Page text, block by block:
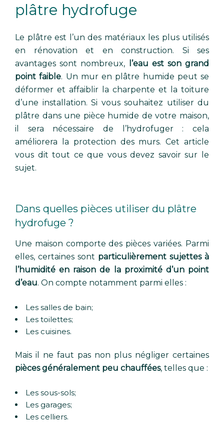
plâtre hydrofuge
Le plâtre est l’un des matériaux les plus utilisés
en rénovation et en construction. Si ses
avantages sont nombreux,
l’eau est son grand
point faible. Un mur en plâtre humide peut se
déformer et affaiblir la charpente et la toiture
d’une installation. Si vous souhaitez utiliser du
plâtre dans une pièce humide de votre maison,
il sera nécessaire de l’hydrofuger : cela
améliorera la protection des murs. Cet article
vous dit tout ce que vous devez savoir sur le
sujet.
Dans quelles pièces utiliser du plâtre
hydrofuge ?
Une maison comporte des pièces variées. Parmi
elles, certaines sont particulièrement sujettes à
l’humidité en raison de la proximité d’un point
d’eau. On compte notamment parmi elles :
Les salles de bain;
Les toilettes;
Les cuisines.
Mais il ne faut pas non plus négliger certaines
pièces généralement peu chauffées, telles que :
Les sous-sols;
Les garages;
Les celliers.